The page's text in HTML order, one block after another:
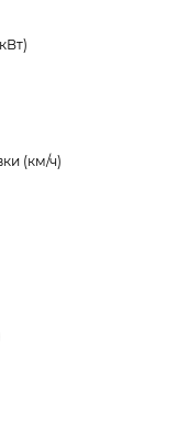
(км/ч)